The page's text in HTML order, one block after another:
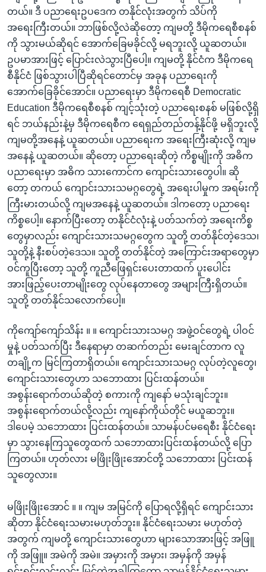
တယ်။ ဒီ ပညာရေးဥပဒေက တနိုင်လုံးအတွက် သိပ်ကို
အရေးကြီးတယ်။ ဘာဖြစ်လို့လဲဆိုတော့ ကျမတို့ ဒီမိုကရေစီစနစ်
ကို သွားမယ်ဆိုရင် အောက်ခြေမခိုင်လို့ မရဘူးလို့ ယူဆတယ်။
ဥပမာအားဖြင့် ပြောင်းလဲသွားပြီပေါ့။ ကျမတို့ နိုင်ငံက ဒီမိုကရေ
စီနိုင်ငံ ဖြစ်သွားပါပြီဆိုရင်တောင်မှ အခုန ပညာရေးကို
အောက်ခြေခိုင်အောင်။ ပညာရေးမှာ ဒီမိုကရေစီ Democratic
Education ဒီမိုကရေစီစနစ် ကျင့်သုံးတဲ့ ပညာရေးစနစ် မဖြစ်လို့ရှိ
ရင် ဘယ်နည်းနဲ့မှ ဒီမိုကရေစီက ရေရှည်တည်တန့်နိုင်ဖို့ မရှိဘူးလို့
ကျမတို့အနေနဲ့ ယူဆတယ်။ ပညာရေးက အရေးကြီးဆုံးလို့ ကျမ
အနေနဲ့ ယူဆတယ်။ ဆိုတော့ ပညာရေးဆိုတဲ့ ကိစ္စမျိုးကို အဓိက
ပညာရေးမှာ အဓိက သားကောင်က ကျောင်းသားတွေပါ။ ဆို
တော့ တကယ် ကျောင်းသားသမဂ္ဂတွေရဲ့ အရေးပါမှုက အရမ်းကို
ကြီးမားတယ်လို့ ကျမအနေနဲ့ ယူဆတယ်။ ဒါကတော့ ပညာရေး
ကိစ္စပေါ့။ နောက်ပြီးတော့ တနိုင်ငံလုံးနဲ့ ပတ်သက်တဲ့ အရေးကိစ္စ
တွေမှာလည်း ကျောင်းသားသမဂ္ဂတွေက သူတို့ တတ်နိုင်တဲ့ဒေသ၊
သူတို့နဲ့ နီးစပ်တဲ့ဒေသ။ သူတို့ တတ်နိုင်တဲ့ အကြောင်းအရာတွေမှာ
ဝင်ကူပြီးတော့ သူတို့ ကူညီဖြေရှင်းပေးတာထက် ပူးပေါင်း
အားဖြည့်ပေးတာမျိုးတွေ လုပ်နေတာတွေ အများကြီးရှိတယ်။
သူတို့ တတ်နိုင်သလောက်ပေါ့။
ကိုကျော်ကျော်သိန်း ။ ။ ကျောင်းသားသမဂ္ဂ အဖွဲ့ဝင်တွေရဲ့ ပါဝင်
မှုနဲ့ ပတ်သက်ပြီး ဒီနေရာမှာ တဆက်တည်း မေးချင်တာက လူ
တချို့က မြင်ကြတာရှိတယ်။ ကျောင်းသားသမဂ္ဂ လုပ်တဲ့လူတွေ၊
ကျောင်းသားတွေဟာ သဘောထား ပြင်းထန်တယ်။
အစွန်းရောက်တယ်ဆိုတဲ့ စကားကို ကျနော် မသုံးချင်ဘူး။
အစွန်းရောက်တယ်လို့လည်း ကျနော်ကိုယ်တိုင် မယူဆဘူး။
ဒါပေမဲ့ သဘောထား ပြင်းထန်တယ်။ သာမန်ပင်မရေစီး နိုင်ငံရေး
မှာ သွားနေကြသူတွေထက် သဘောထားပြင်းထန်တယ်လို့ ပြော
ကြတယ်။ ဟုတ်လား မဖြိုးဖြိုးအောင်တို့ သဘောထား ပြင်းထန်
သူတွေလား။
မဖြိုးဖြိုးအောင် ။ ။ ကျမ အမြင်ကို ပြောရလို့ရှိရင် ကျောင်းသား
ဆိုတာ နိုင်ငံရေးသမားမဟုတ်ဘူး။ နိုင်ငံရေးသမား မဟုတ်တဲ့
အတွက် ကျမတို့ ကျောင်းသားတွေဟာ များသောအားဖြင့် အဖြူ
ကို အဖြူ။ အမဲကို အမဲ။ အမှားကို အမှား၊ အမှန်ကို အမှန်